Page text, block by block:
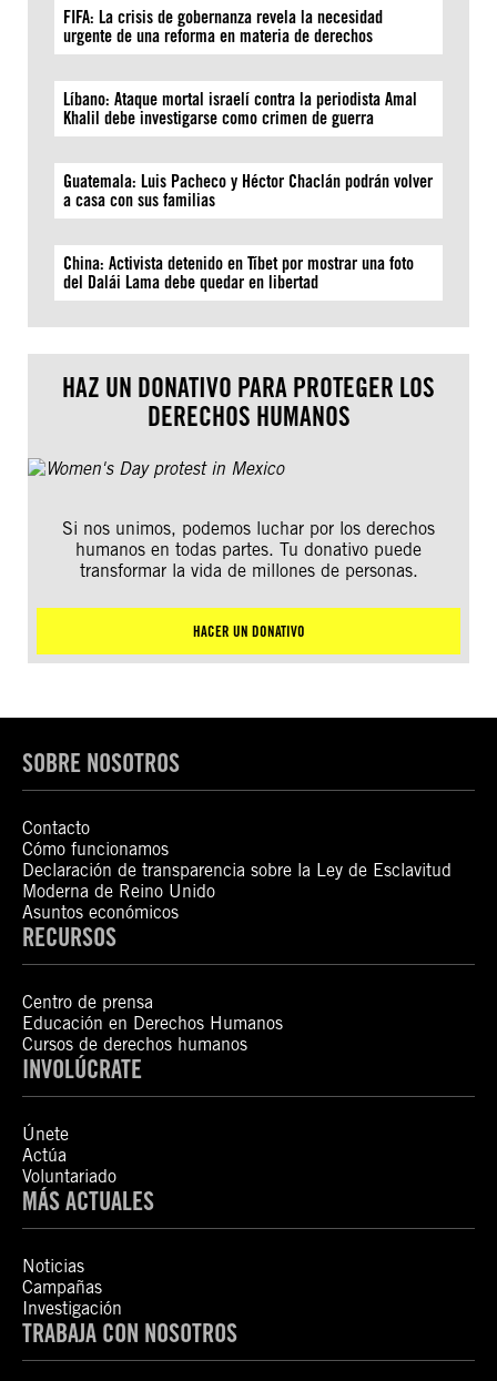
FIFA: La crisis de gobernanza revela la necesidad
urgente de una reforma en materia de derechos
Líbano: Ataque mortal israelí contra la periodista Amal
Khalil debe investigarse como crimen de guerra
Guatemala: Luis Pacheco y Héctor Chaclán podrán volver
a casa con sus familias
China: Activista detenido en Tíbet por mostrar una foto
del Dalái Lama debe quedar en libertad
HAZ UN DONATIVO PARA PROTEGER LOS
DERECHOS HUMANOS
Si nos unimos, podemos luchar por los derechos
humanos en todas partes. Tu donativo puede
transformar la vida de millones de personas.
HACER UN DONATIVO
SOBRE NOSOTROS
Contacto
Cómo funcionamos
Declaración de transparencia sobre la Ley de Esclavitud
Moderna de Reino Unido
Asuntos económicos
RECURSOS
Centro de prensa
Educación en Derechos Humanos
Cursos de derechos humanos
INVOLÚCRATE
Únete
Actúa
Voluntariado
MÁS ACTUALES
Noticias
Campañas
Investigación
TRABAJA CON NOSOTROS